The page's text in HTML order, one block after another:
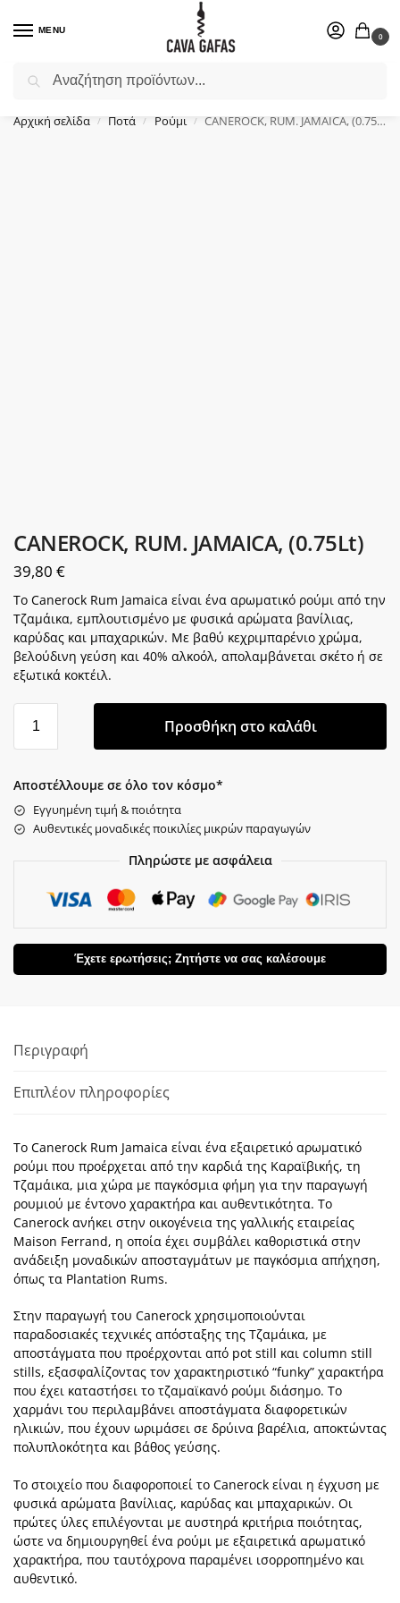
MENU
0
Επιλέξτε ένα δώρο για το αγαπημένο σας πρόσωπο.
Αρχική σελίδα / Ποτά / Ρούμι / CANEROCK, RUM. JAMAICA, (0.75Lt)
CANEROCK, RUM. JAMAICA, (0.75Lt)
39,80 €
Το Canerock Rum Jamaica είναι ένα αρωματικό ρούμι από την
Τζαμάικα, εμπλουτισμένο με φυσικά αρώματα βανίλιας,
καρύδας και μπαχαρικών. Με βαθύ κεχριμπαρένιο χρώμα,
βελούδινη γεύση και 40% αλκοόλ, απολαμβάνεται σκέτο ή σε
εξωτικά κοκτέιλ.
Προσθήκη στο καλάθι
Αποστέλλουμε σε όλο τον κόσμο*
Εγγυημένη τιμή & ποιότητα
Αυθεντικές μοναδικές ποικιλίες μικρών παραγωγών
Πληρώστε με ασφάλεια
Έχετε ερωτήσεις; Ζητήστε να σας καλέσουμε
Περιγραφή
Επιπλέον πληροφορίες
Το Canerock Rum Jamaica είναι ένα εξαιρετικό αρωματικό
ρούμι που προέρχεται από την καρδιά της Καραϊβικής, τη
Τζαμάικα, μια χώρα με παγκόσμια φήμη για την παραγωγή
ρουμιού με έντονο χαρακτήρα και αυθεντικότητα. Το
Canerock ανήκει στην οικογένεια της γαλλικής εταιρείας
Maison Ferrand, η οποία έχει συμβάλει καθοριστικά στην
ανάδειξη μοναδικών αποσταγμάτων με παγκόσμια απήχηση,
όπως τα Plantation Rums.
Στην παραγωγή του Canerock χρησιμοποιούνται
παραδοσιακές τεχνικές απόσταξης της Τζαμάικα, με
αποστάγματα που προέρχονται από pot still και column still
stills, εξασφαλίζοντας τον χαρακτηριστικό “funky” χαρακτήρα
που έχει καταστήσει το τζαμαϊκανό ρούμι διάσημο. Το
χαρμάνι του περιλαμβάνει αποστάγματα διαφορετικών
ηλικιών, που έχουν ωριμάσει σε δρύινα βαρέλια, αποκτώντας
πολυπλοκότητα και βάθος γεύσης.
Το στοιχείο που διαφοροποιεί το Canerock είναι η έγχυση με
φυσικά αρώματα βανίλιας, καρύδας και μπαχαρικών. Οι
πρώτες ύλες επιλέγονται με αυστηρά κριτήρια ποιότητας,
ώστε να δημιουργηθεί ένα ρούμι με εξαιρετικά αρωματικό
χαρακτήρα, που ταυτόχρονα παραμένει ισορροπημένο και
αυθεντικό.